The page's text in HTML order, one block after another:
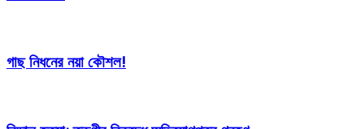
গাছ নিধনের নয়া কৌশল!